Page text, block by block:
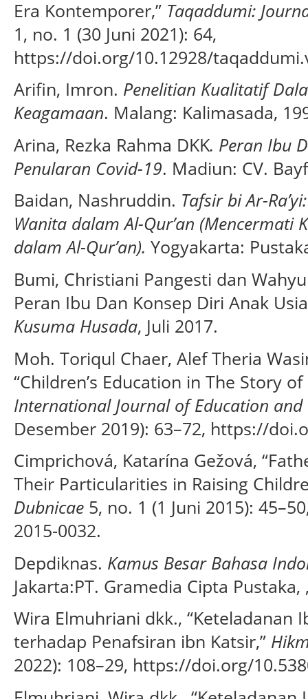
Era Kontemporer,” Taqaddumi:
1, no. 1 (30 Juni 2021): 64,
https://doi.org/10.12928/
Arifin, Imron. Penelitian Kualitatif
Keagamaan. Malang: Kalimasada,
Arina, Rezka Rahma DKK. Peran Ibu
Penularan Covid-19. Madiun: CV.
Baidan, Nashruddin. Tafsir bi Ar-
Wanita dalam Al-Qur’an (Mencermati
dalam Al-Qur’an). Yogyakarta:
Bumi, Christiani Pangesti dan
Peran Ibu Dan Konsep Diri Anak
Kusuma Husada, Juli 2017.
Moh. Toriqul Chaer, Alef Theria
“Children’s Education in The Story
International Journal of Education and
Desember 2019): 63–72, https://
Cimprichová, Katarína Gežová,
Their Particularities in Raising
Dubnicae 5, no. 1 (1 Juni 2015):
2015-0032.
Depdiknas. Kamus Besar Bahasa
Jakarta:PT. Gramedia Cipta Pustaka,
Wira Elmuhriani dkk., “Keteladanan
terhadap Penafsiran ibn Katsir,”
2022): 108–29, https://doi.org/